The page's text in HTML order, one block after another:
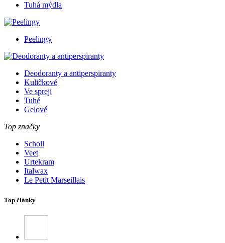
Tuhá mýdla
Peelingy
Deodoranty a antiperspiranty
Kuličkové
Ve spreji
Tuhé
Gelové
Top značky
Scholl
Veet
Urtekram
Italwax
Le Petit Marseillais
Top články